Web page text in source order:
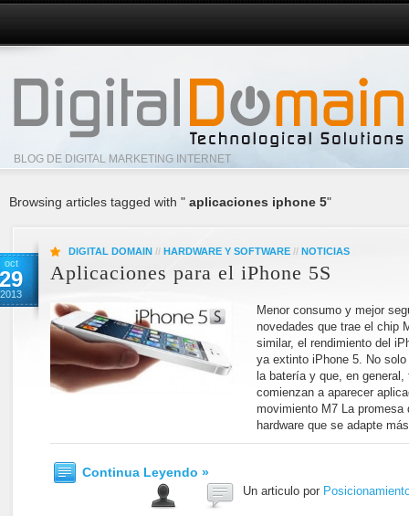
BLOG DE DIGITAL MARKETING INTERNET
Browsing articles tagged with " aplicaciones iphone 5"
oct
29
2013
DIGITAL DOMAIN // HARDWARE Y SOFTWARE // NOTICIAS
Aplicaciones para el iPhone 5S
Menor consumo y mejor
novedades que trae el chip
similar, el rendimiento del
ya extinto iPhone 5. No
la batería y que, en
comienzan a aparecer
movimiento M7 La promesa
hardware que se adapte
Continua Leyendo »
Un articulo por